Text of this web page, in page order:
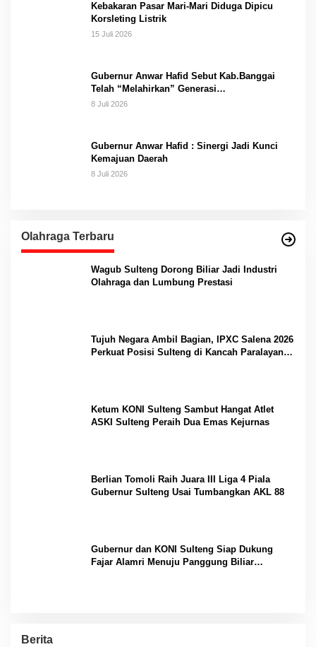
Kebakaran Pasar Mari-Mari Diduga Dipicu
Korsleting Listrik
15 Juli 2026
Gubernur Anwar Hafid Sebut Kab.Banggai
Telah “Melahirkan” Generasi…
8 Juli 2026
Gubernur Anwar Hafid : Sinergi Jadi Kunci
Kemajuan Daerah
8 Juli 2026
Olahraga Terbaru
Wagub Sulteng Dorong Biliar Jadi Industri
Olahraga dan Lumbung Prestasi
Tujuh Negara Ambil Bagian, IPXC Salena 2026
Perkuat Posisi Sulteng di Kancah Paralayang
Ketum KONI Sulteng Sambut Hangat Atlet
ASKI Sulteng Peraih Dua Emas Kejurnas
Berlian Tomoli Raih Juara III Liga 4 Piala
Gubernur Sulteng Usai Tumbangkan AKL 88
Gubernur dan KONI Sulteng Siap Dukung
Fajar Alamri Menuju Panggung Biliar
Berita